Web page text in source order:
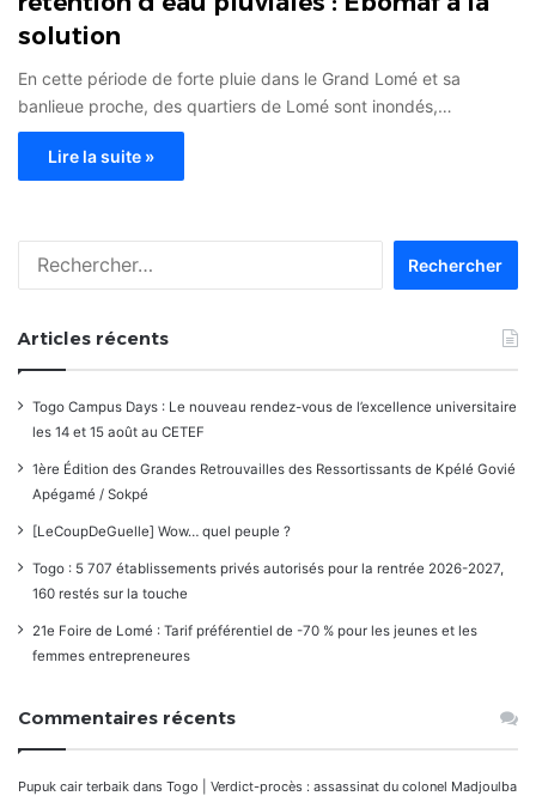
solution
En cette période de forte pluie dans le Grand Lomé et sa
banlieue proche, des quartiers de Lomé sont inondés,…
Lire la suite »
Articles récents
Togo Campus Days : Le nouveau rendez-vous de l’excellence universitaire
les 14 et 15 août au CETEF
1ère Édition des Grandes Retrouvailles des Ressortissants de Kpélé Govié
Apégamé / Sokpé
[LeCoupDeGuelle] Wow… quel peuple ?
Togo : 5 707 établissements privés autorisés pour la rentrée 2026-2027,
160 restés sur la touche
21e Foire de Lomé : Tarif préférentiel de -70 % pour les jeunes et les
femmes entrepreneures
Commentaires récents
Pupuk cair terbaik dans Togo | Verdict-procès : assassinat du colonel Madjoulba